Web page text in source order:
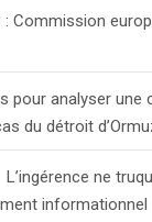
: Commission
pour analyser une
du détroit
ne
informationnel